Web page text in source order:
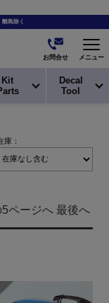
島除く
お問合せ メニュー
Kit
Decal
Tool
庫：
5ページへ 最後へ